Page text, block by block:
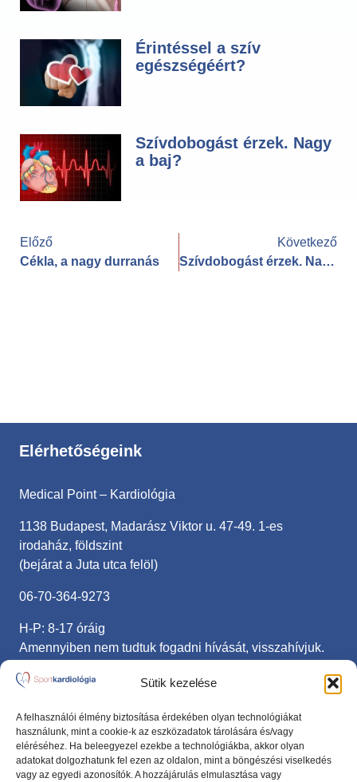
Sütik kezelése
A felhasználói élmény biztosítása érdekében olyan technológiákat
használunk, mint a cookie-k az eszközadatok tárolására és/vagy
eléréséhez. Ha beleegyezel ezekbe a technológiákba, akkor olyan
adatokat dolgozhatunk fel ezen az oldalon, mint a böngészési viselkedés
vagy az egyedi azonosítók. A hozzájárulás elmulasztása vagy
Érintéssel a szív
egészségéért?
Szívdobogást érzek. Nagy
a baj?
Előző
Cékla, a nagy durranás
Következő
Szívdobogást érzek. Nagy a baj?
Elérhetőségeink
Medical Point – Kardiológia
1138 Budapest, Madarász Viktor u. 47-49. 1-es
irodaház, földszint
(bejárat a Juta utca felöl)
06-70-364-9273
H-P: 8-17 óráig
Amennyiben nem tudtuk fogadni hívását, visszahívjuk.
sportkardiologia@gmail.com
Fontos linkek
Adatvédelmi nyilatkozat